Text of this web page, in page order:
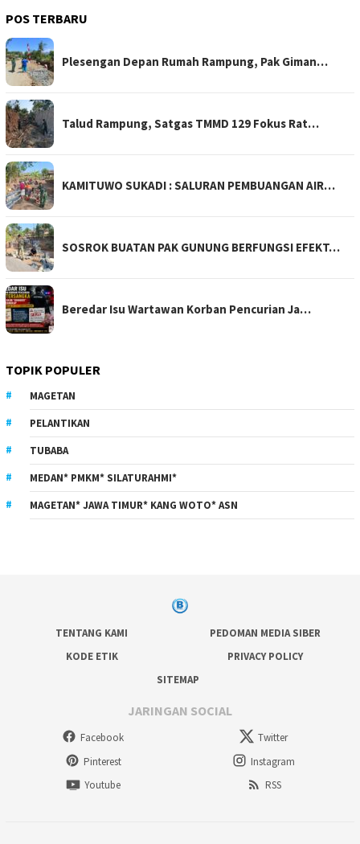
POS TERBARU
Plesengan Depan Rumah Rampung, Pak Giman…
Talud Rampung, Satgas TMMD 129 Fokus Rat…
KAMITUWO SUKADI : SALURAN PEMBUANGAN AIR…
SOSROK BUATAN PAK GUNUNG BERFUNGSI EFEKT…
Beredar Isu Wartawan Korban Pencurian Ja…
TOPIK POPULER
MAGETAN
PELANTIKAN
TUBABA
MEDAN* PMKM* SILATURAHMI*
MAGETAN* JAWA TIMUR* KANG WOTO* ASN
TENTANG KAMI
PEDOMAN MEDIA SIBER
KODE ETIK
PRIVACY POLICY
SITEMAP
JARINGAN SOCIAL
Facebook
Twitter
Pinterest
Instagram
Youtube
RSS